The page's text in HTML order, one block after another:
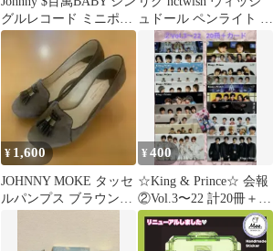
グルレコード ミニポス
ター付
ュドール ペンライト ス
テッカー
¥ 1,600
JOHNNY MOKE タッセ
ルパンプス ブラウン
¥400
☆King & Prince☆ 会報
②Vol.3〜22 計20冊＋お
まけ